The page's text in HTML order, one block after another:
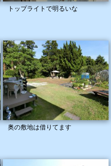
トップライトで明るいな
奥の敷地は借りてます